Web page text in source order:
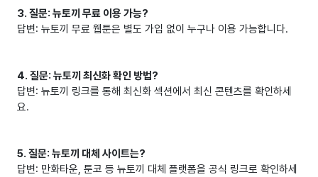
3. 질문: 뉴토끼 무료 이용 가능?
답변: 뉴토끼 무료 웹툰은 별도 가입 없이 누구나 이용 가능합니다.
4. 질문: 뉴토끼 최신화 확인 방법?
답변: 뉴토끼 링크를 통해 최신화 섹션에서 최신 콘텐츠를 확인하세
요.
5. 질문: 뉴토끼 대체 사이트는?
답변: 만화타운, 툰코 등 뉴토끼 대체 플랫폼을 공식 링크로 확인하세